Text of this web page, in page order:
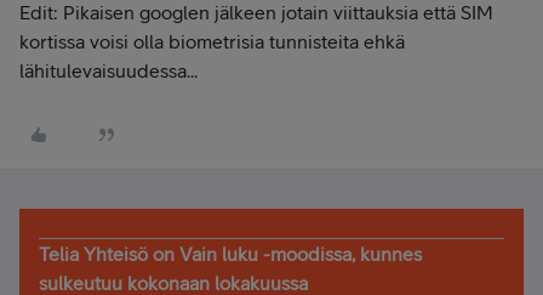
Edit: Pikaisen googlen jälkeen jotain viittauksia että SIM
kortissa voisi olla biometrisia tunnisteita ehkä
lähitulevaisuudessa...
Telia Yhteisö on Vain luku -moodissa, kunnes
sulkeutuu kokonaan lokakuussa